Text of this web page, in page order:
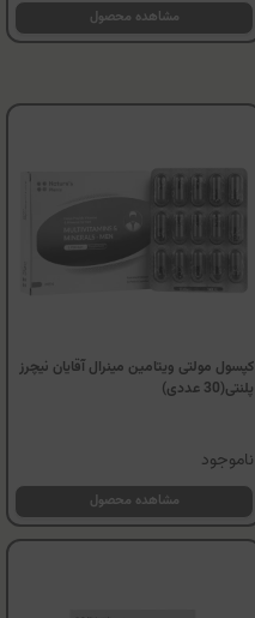
مشاهده محصول
کپسول مولتی ویتامین مینرال آقایان نیچرز
پلنتی(30 عددی)
ناموجود
مشاهده محصول